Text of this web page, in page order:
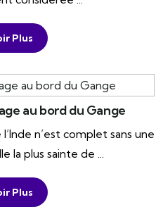
Plus
au bord du Gange
n’est complet sans une
la plus sainte de ...
Plus